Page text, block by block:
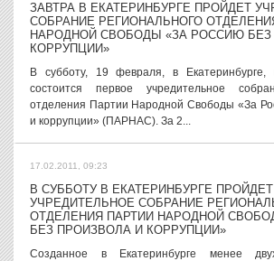
ЗАВТРА В ЕКАТЕРИНБУРГЕ ПРОЙДЕТ
СОБРАНИЕ РЕГИОНАЛЬНОГО
НАРОДНОЙ СВОБОДЫ «ЗА РОССИЮ БЕЗ
КОРРУПЦИИ»
В субботу, 19 февраля, в Екатеринбурге,
состоится первое учредительное
отделения Партии Народной Свободы «За
и коррупции» (ПАРНАС). За 2...
17.02.2011, 09:23
В СУББОТУ В ЕКАТЕРИНБУРГЕ ПРОЙДЕТ
УЧРЕДИТЕЛЬНОЕ СОБРАНИЕ
ОТДЕЛЕНИЯ ПАРТИИ НАРОДНОЙ
БЕЗ ПРОИЗВОЛА И КОРРУПЦИИ»
Созданное в Екатеринбурге менее